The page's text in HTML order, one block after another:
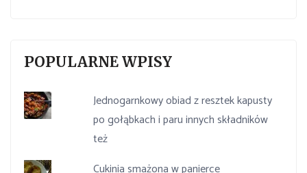
POPULARNE WPISY
Jednogarnkowy obiad z resztek kapusty
po gołąbkach i paru innych składników
też
Cukinia smażona w panierce